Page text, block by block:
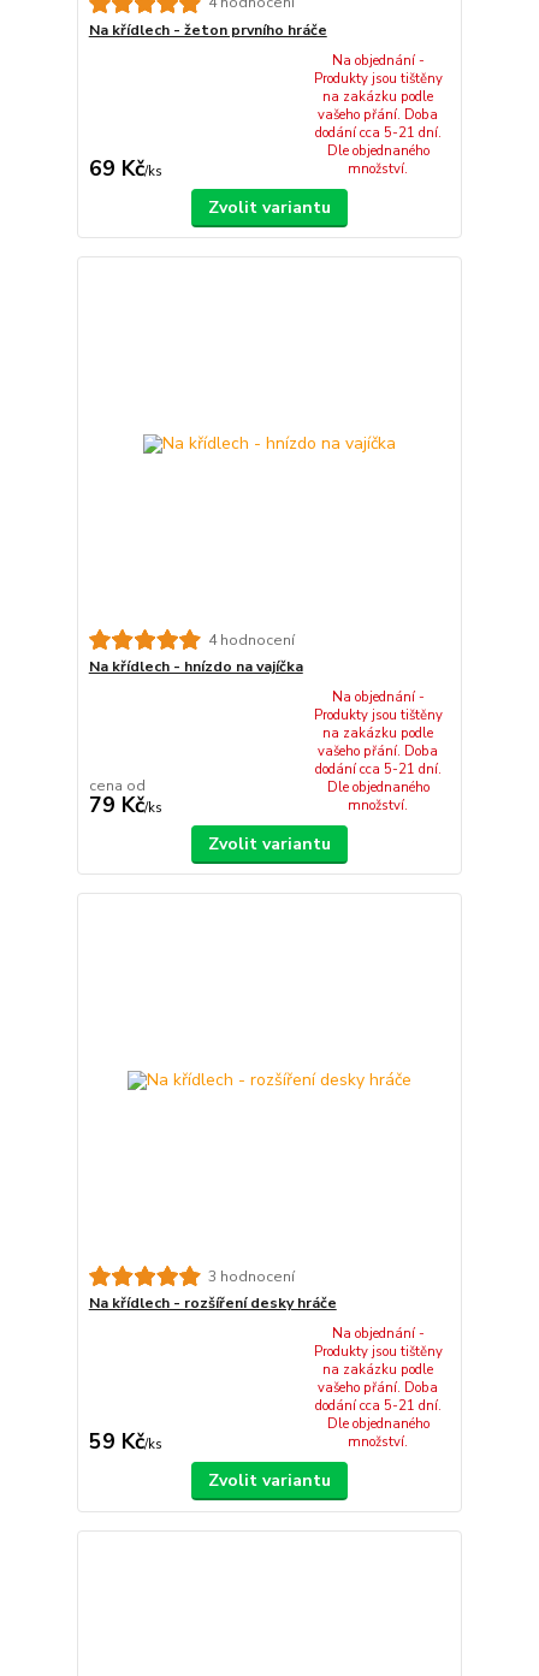
Na křídlech - žeton prvního hráče
69 Kč/ks
Na objednání -
Produkty jsou tištěny
na zakázku podle
vašeho přání. Doba
dodání cca 5-21 dní.
Dle objednaného
množství.
Zvolit variantu
4 hodnocení
Na křídlech - hnízdo na vajíčka
cena od
79 Kč/ks
Na objednání -
Produkty jsou tištěny
na zakázku podle
vašeho přání. Doba
dodání cca 5-21 dní.
Dle objednaného
množství.
Zvolit variantu
3 hodnocení
Na křídlech - rozšíření desky hráče
59 Kč/ks
Na objednání -
Produkty jsou tištěny
na zakázku podle
vašeho přání. Doba
dodání cca 5-21 dní.
Dle objednaného
množství.
Zvolit variantu